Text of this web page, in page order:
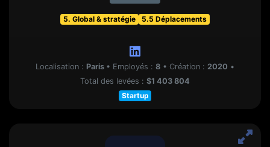
5. Global & stratégie 5.5 Déplacements
Localisation : Paris • Employés : 8 • Création : 2020 •
Total des levées : $1 403 804
Startup